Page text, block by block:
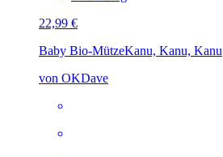
22,99 €
Baby Bio-MützeKanu, Kanu, Kanu
von OKDave